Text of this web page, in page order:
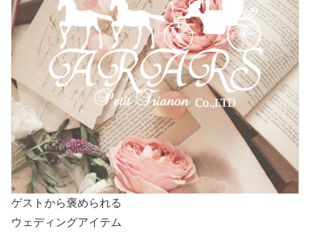
ゲストから褒められる
ウェディングアイテム